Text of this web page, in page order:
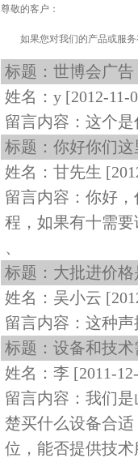
尊敬的客户：
如果您对我们的产品或服务
标题：世博会广告
姓名：y [2012-11-
留言内容：这个是
标题：你好你们
姓名：甘先生
留言内容：你好
程，如果有十需要
、
标题：大批进价格
姓名：吴小云
留言内容：这种
标题：设备和技术
姓名：李 [2011-
留言内容：我们
楚买什么设备合
位，能否提供技